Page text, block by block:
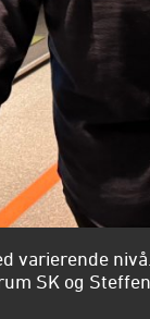
varierende
SK og